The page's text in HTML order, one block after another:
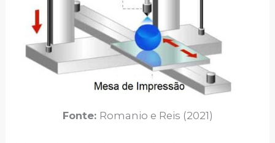
Fonte: Romanio e Reis (2021)